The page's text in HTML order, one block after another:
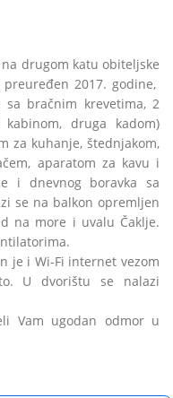
drugom katu obiteljske
2017. godine,
bračnim krevetima, 2
druga kadom)
za kuhanje, štednjakom,
aparatom za kavu i
i dnevnog boravka sa
se na balkon opremljen
na more i uvalu Čaklje.
je i Wi-Fi internet vezom
U dvorištu se nalazi
Vam ugodan odmor u